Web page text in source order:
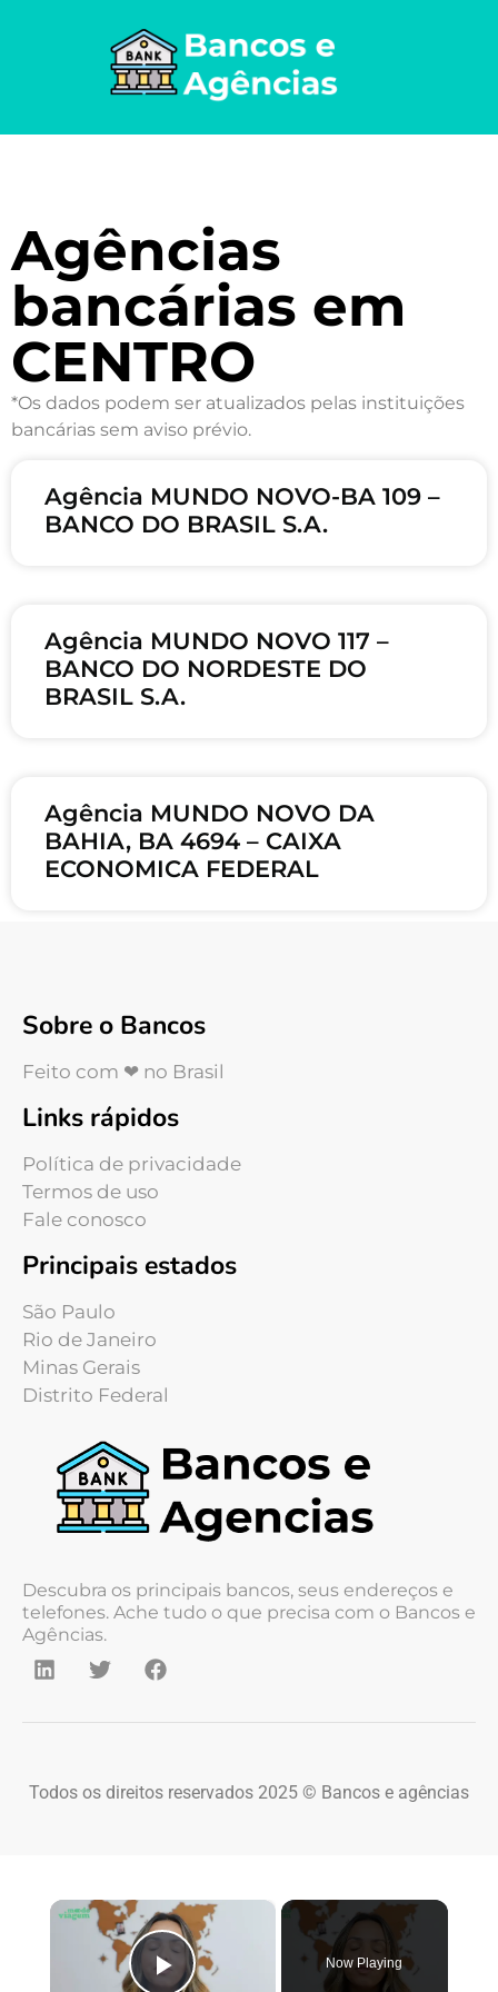
Agências
bancárias em
CENTRO
*Os dados podem ser atualizados pelas instituições
bancárias sem aviso prévio.
Agência MUNDO NOVO-BA 109 –
BANCO DO BRASIL S.A.
Agência MUNDO NOVO 117 –
BANCO DO NORDESTE DO
BRASIL S.A.
Agência MUNDO NOVO DA
BAHIA, BA 4694 – CAIXA
ECONOMICA FEDERAL
Sobre o Bancos
Feito com ❤ no Brasil
Links rápidos
Política de privacidade
Termos de uso
Fale conosco
Principais estados
São Paulo
Rio de Janeiro
Minas Gerais
Distrito Federal
Descubra os principais bancos, seus endereços e
telefones. Ache tudo o que precisa com o Bancos e
Agências.
Todos os direitos reservados 2025 © Bancos e agências
×
Now Playing